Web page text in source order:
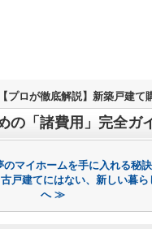
【プロが徹底解説】新築戸建
の「諸費用」完全ガ
マイホームを手に入れる秘訣
戸建てにはない、新しい暮
へ ≫